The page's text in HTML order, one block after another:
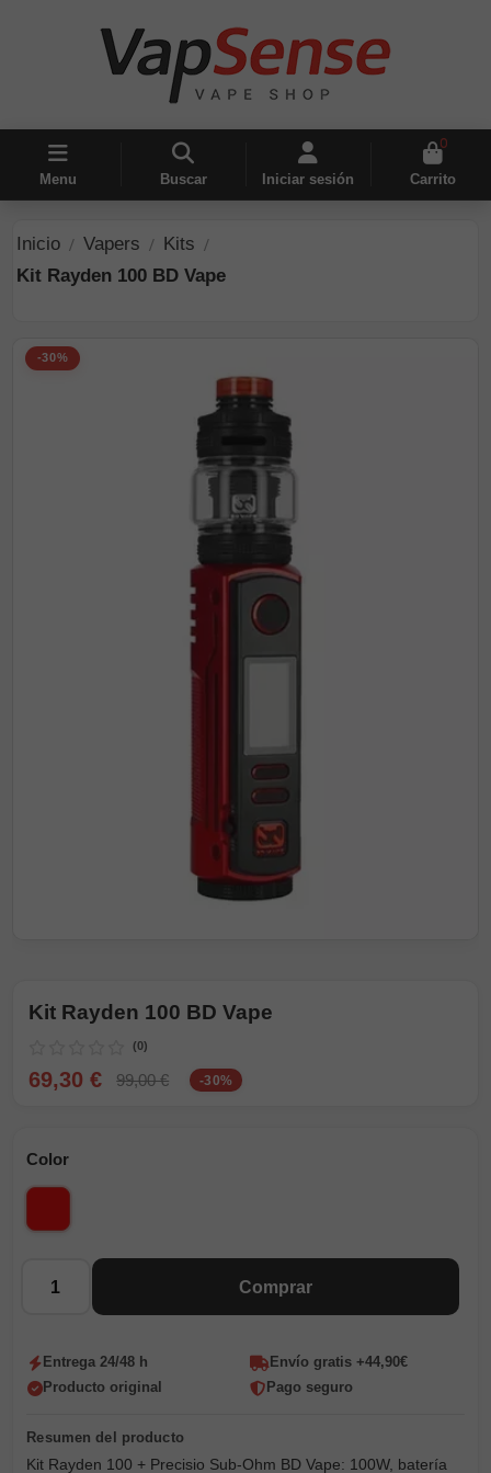
Menu Buscar Iniciar sesión
0
Carrito
Inicio Vapers
Kits
Kit Rayden 100 BD Vape
-30%
Kit Rayden 100 BD Vape
(0)
69,30 € 99,00 € -30%
Color
Comprar
Entrega 24/48 h
Envío gratis +44,90€
Producto original
Pago seguro
Kit Rayden 100 + Precisio Sub-Ohm BD Vape: 100W, batería